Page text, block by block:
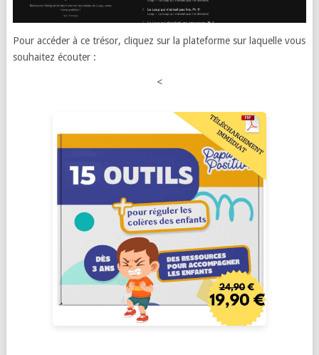
Pour accéder à ce trésor, cliquez sur la plateforme sur laquelle vous
souhaitez écouter :
<